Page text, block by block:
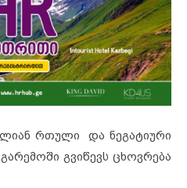
რთული და ნეგატიური
გვიწევს ცხოვრება